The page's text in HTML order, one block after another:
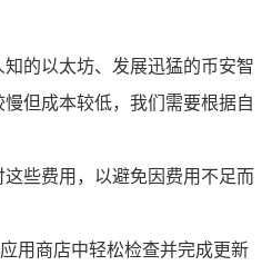
的以太坊、发展迅猛的币安智
但成本较低，我们需要根据自
些费用，以避免因费用不足而
用商店中轻松检查并完成更新